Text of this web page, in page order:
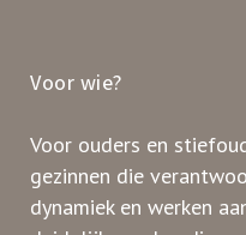
Voor wie?
Voor ouders en
gezinnen die
dynamiek en werken